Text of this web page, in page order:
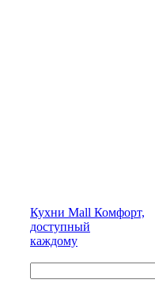
Кухни Mall Комфорт,
доступный
каждому